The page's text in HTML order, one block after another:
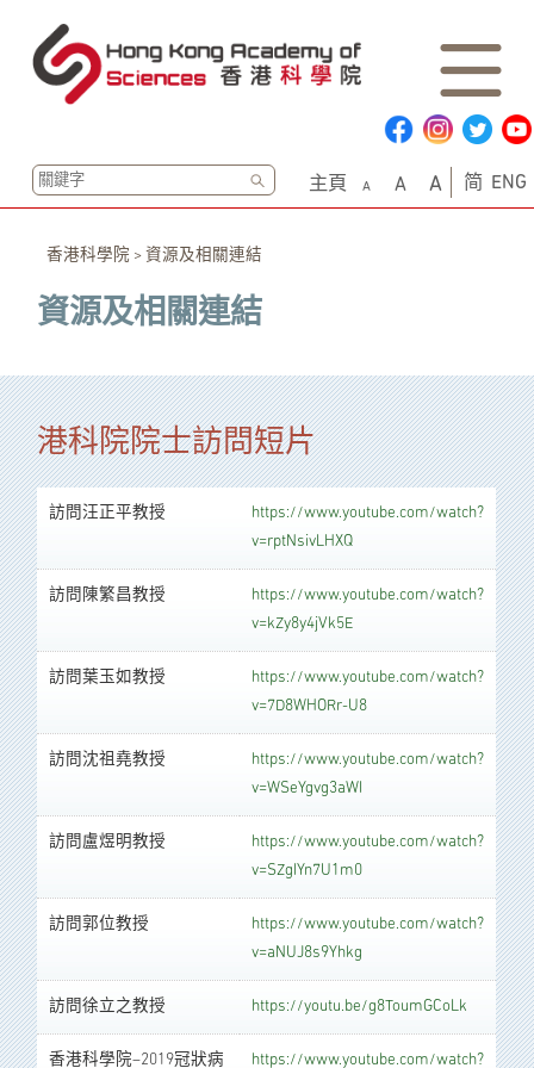
主頁 A A A 简 ENG
搜
香港科學院 >資源及相關連結
資源及相關連結
港科院院士訪問短片
訪問汪正平教授
https://www.youtube.com/watch?
v=rptNsivLHXQ
訪問陳繁昌教授
https://www.youtube.com/watch?
v=kZy8y4jVk5E
訪問葉玉如教授
https://www.youtube.com/watch?
v=7D8WHORr-U8
訪問沈祖堯教授
https://www.youtube.com/watch?
v=WSeYgvg3aWI
訪問盧煜明教授
https://www.youtube.com/watch?
v=SZgIYn7U1m0
訪問郭位教授
https://www.youtube.com/watch?
v=aNUJ8s9Yhkg
訪問徐立之教授 https://youtu.be/g8ToumGCoLk
香港科學院–2019冠狀病 https://www.youtube.com/watch?